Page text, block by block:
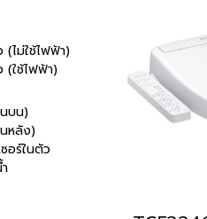
(ไม่ใช้ไฟฟ้า)
(ใช้ไฟฟ้า)
นบน)
นหลัง)
อร์ในตัว